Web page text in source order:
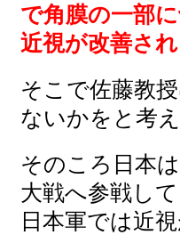
で角膜の一部
近視が改善さ
そこで佐藤教
ないかをと考
そのころ日本
大戦へ参戦し
日本軍では近